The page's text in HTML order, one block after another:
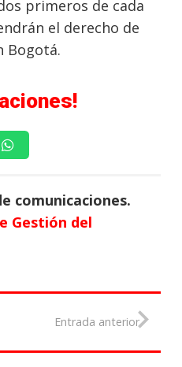
primeros de cada
el derecho de
Bogotá.
comunicaciones.
Gestión del
Entrada anterior